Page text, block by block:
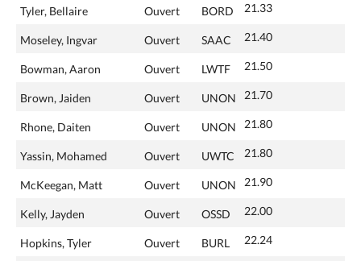
Tyler, Bellaire Ouvert BORD 21.33
Moseley, Ingvar Ouvert SAAC 21.40
Bowman, Aaron Ouvert LWTF 21.50
Brown, Jaiden Ouvert UNON 21.70
Rhone, Daiten Ouvert UNON 21.80
Yassin, Mohamed Ouvert UWTC 21.80
McKeegan, Matt Ouvert UNON 21.90
Kelly, Jayden Ouvert OSSD 22.00
Hopkins, Tyler Ouvert BURL 22.24